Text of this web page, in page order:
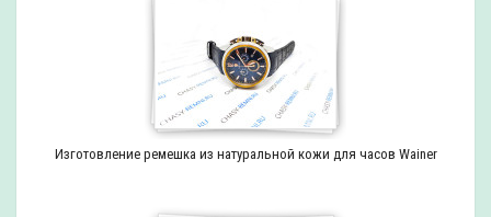
Изготовление ремешка из натуральной кожи для часов Wainer